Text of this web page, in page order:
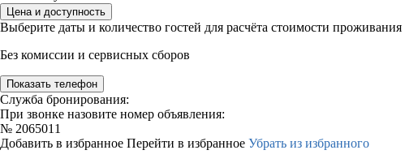
Цена и доступность
Выберите даты и количество гостей для расчёта стоимости проживания
Без комиссии и сервисных сборов
Показать телефон
Служба бронирования:
При звонке назовите номер объявления:
№ 2065011
Добавить в избранное Перейти в избранное Убрать из избранного